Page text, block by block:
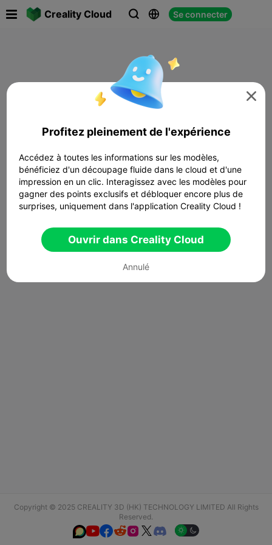
Creality Cloud   Se connecter
Copyright © 2025 CREALITY 3D (HK) TECHNOLOGY LIMITED All Rights
Reserved.
  

Profitez pleinement de l'expérience
Accédez à toutes les informations sur les modèles,
bénéficiez d'un découpage fluide dans le cloud et d'une
impression en un clic. Interagissez avec les modèles pour
gagner des points exclusifs et débloquer encore plus de
surprises, uniquement dans l'application Creality Cloud !
Ouvrir dans Creality Cloud
Annulé